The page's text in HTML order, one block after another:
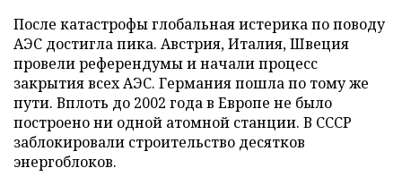
После катастрофы глобальная истерика по поводу
АЭС достигла пика. Австрия, Италия, Швеция
провели референдумы и начали процесс
закрытия всех АЭС. Германия пошла по тому же
пути. Вплоть до 2002 года в Европе не было
построено ни одной атомной станции. В СССР
заблокировали строительство десятков
энергоблоков.